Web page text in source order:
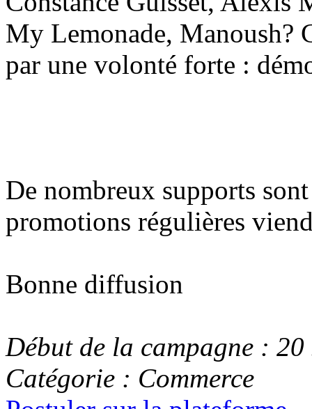
My Lemonade, Manoush?
par une volonté forte :
De nombreux supports
promotions régulières
Bonne diffusion
Début de la campagne :
Catégorie : Commerce